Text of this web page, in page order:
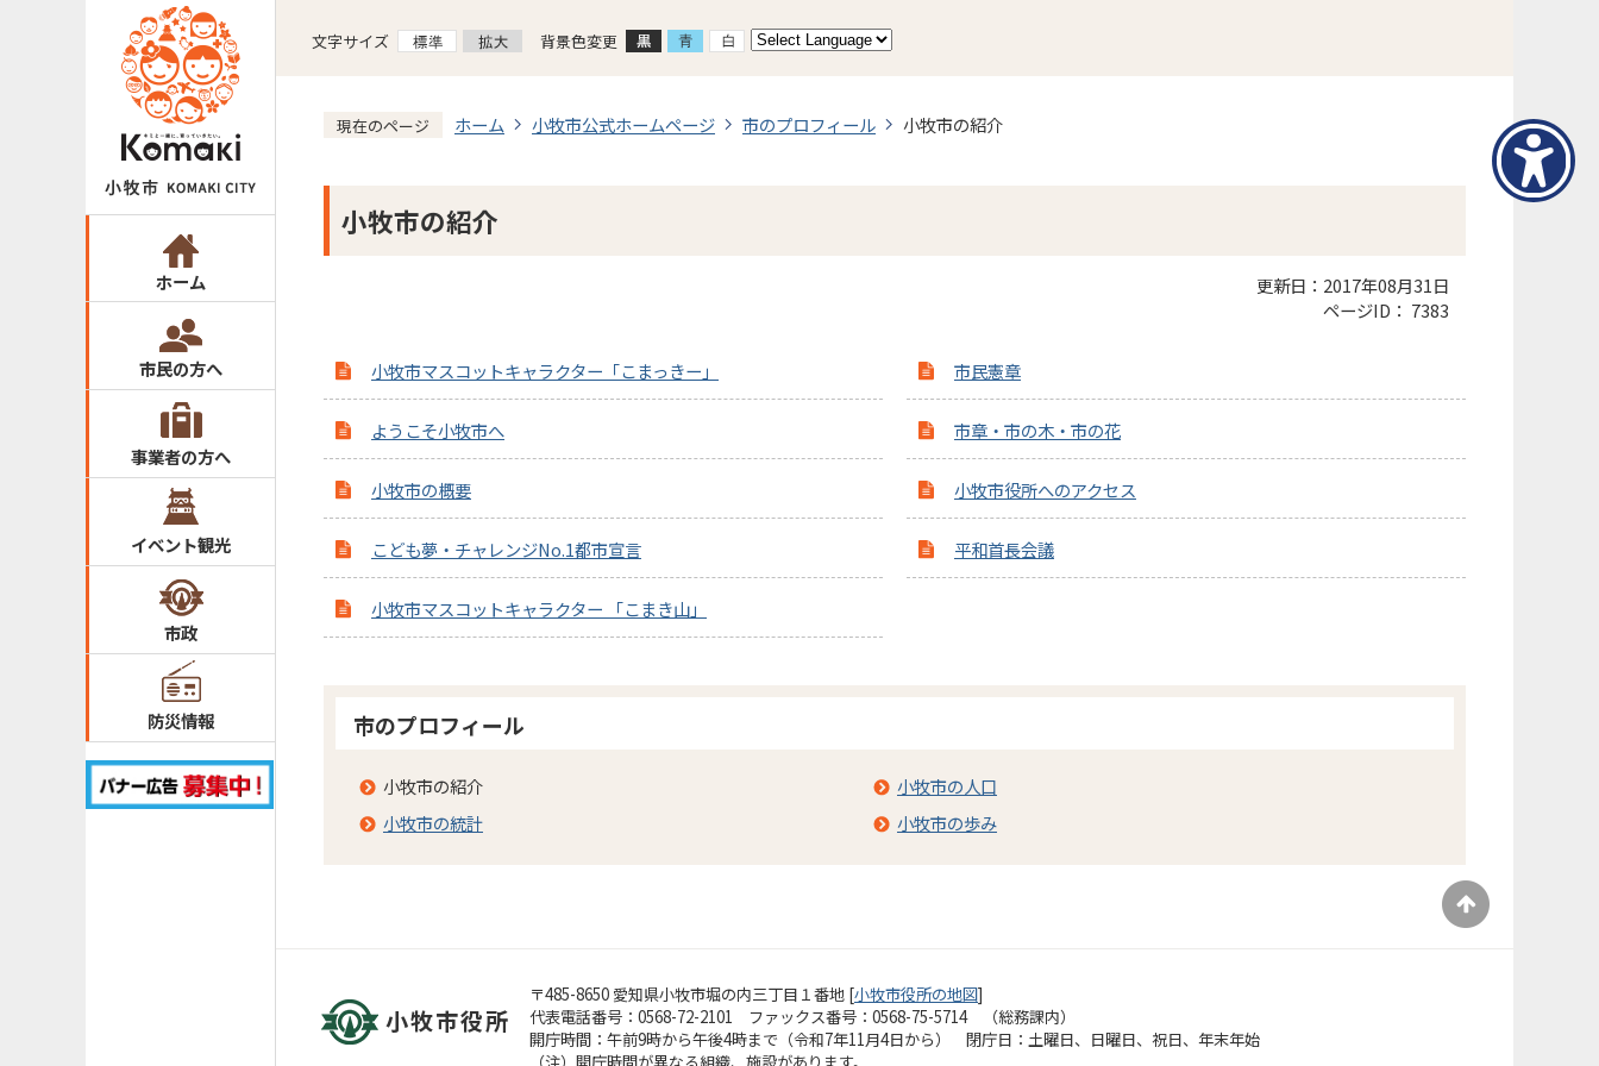
ホーム
市民の方へ
事業者の方へ
イベント観光
市政
防災情報
文字サイズ 背景色変更
現在のページ ホーム 小牧市公式ホームページ 市のプロフィール 小牧市の紹介
小牧市の紹介
更新日：2017年08月31日
ページID： 7383
小牧市マスコットキャラクター「こまっきー」 市民憲章
ようこそ小牧市へ 市章・市の木・市の花
小牧市の概要 小牧市役所へのアクセス
こども夢・チャレンジNo.1都市宣言 平和首長会議
小牧市マスコットキャラクター 「こまき山」
市のプロフィール
小牧市の紹介
小牧市の人口
小牧市の統計
小牧市の歩み
小牧市役所
〒485-8650 愛知県小牧市堀の内三丁目１番地 [小牧市役所の地図]
代表電話番号：0568-72-2101 ファックス番号：0568-75-5714 （総務課内）
開庁時間：午前9時から午後4時まで（令和7年11月4日から） 閉庁日：土曜日、日曜日、祝日、年末年始